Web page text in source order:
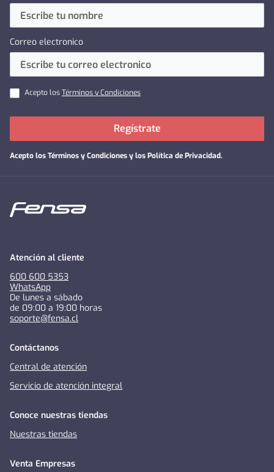
Correo electronico
Acepto losTérminos y Condiciones
Acepto losTérminos y Condiciones y los Política de Privacidad.
Regístrate
Atención al cliente
600 600 5353
WhatsApp
De lunes a sábado
de 09:00 a 19:00 horas
soporte@fensa.cl
Contáctanos
Central de atención
Servicio de atención integral
Conoce nuestras tiendas
Nuestras tiendas
Venta Empresas